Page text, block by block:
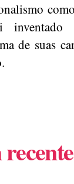
inventado
de suas